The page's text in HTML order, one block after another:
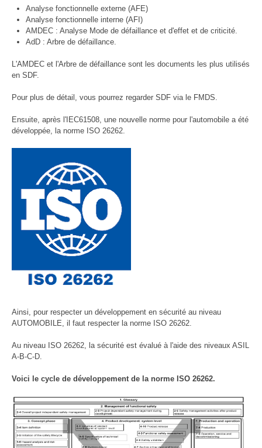
Analyse fonctionnelle externe (AFE)
Analyse fonctionnelle interne (AFI)
AMDEC : Analyse Mode de défaillance et d'effet et de criticité.
AdD : Arbre de défaillance.
L'AMDEC et l'Arbre de défaillance sont les documents les plus utilisés
en SDF.
Pour plus de détail, vous pourrez regarder SDF via le FMDS.
Ensuite, après l'IEC61508, une nouvelle norme pour l'automobile a été
développée, la norme ISO 26262.
Ainsi, pour respecter un développement en sécurité au niveau
AUTOMOBILE, il faut respecter la norme ISO 26262.
Au niveau ISO 26262, la sécurité est évalué à l'aide des niveaux ASIL
A-B-C-D.
Voici le cycle de développement de la norme ISO 26262.